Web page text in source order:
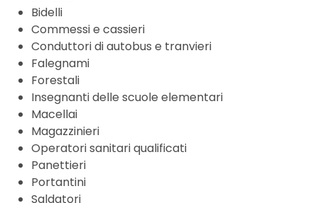
Bidelli
Commessi e cassieri
Conduttori di autobus e tranvieri
Falegnami
Forestali
Insegnanti delle scuole elementari
Macellai
Magazzinieri
Operatori sanitari qualificati
Panettieri
Portantini
Saldatori